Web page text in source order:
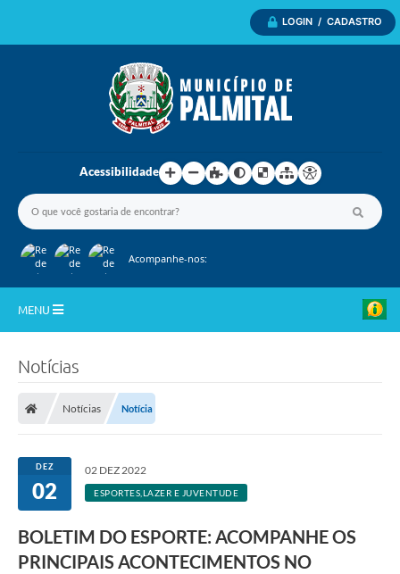
LOGIN / CADASTRO
Acessibilidade
Acompanhe-nos:
MENU
Departamentos
Câmara Municipal
Notícias
Notícias Notícia
DEZ
02
02 DEZ 2022
ESPORTES,LAZER E JUVENTUDE
BOLETIM DO ESPORTE: ACOMPANHE OS
PRINCIPAIS ACONTECIMENTOS NO